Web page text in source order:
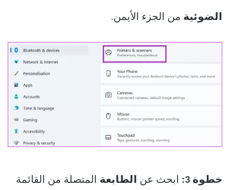
الضوئية من الجزء الأيمن.
خطوة 3: ابحث عن الطابعة المتصلة من القائمة